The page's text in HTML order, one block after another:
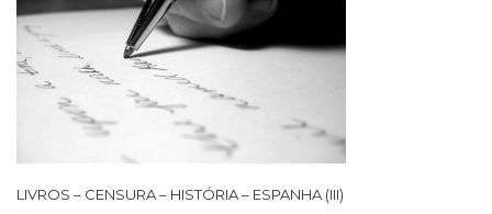
LIVROS – CENSURA – HISTÓRIA – ESPANHA (III)